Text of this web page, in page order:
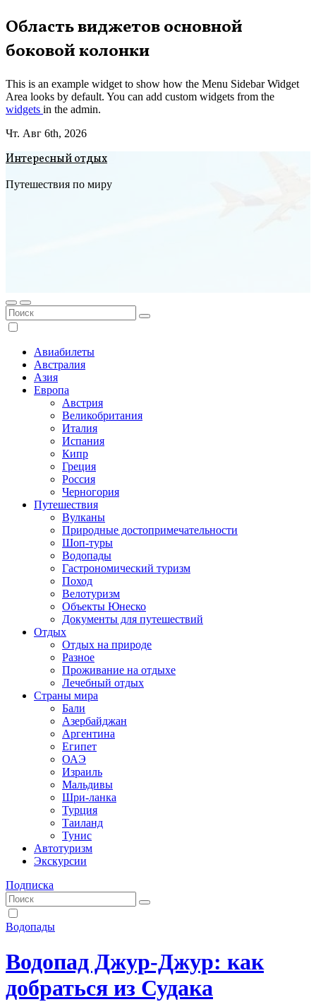
Перейти
к
содержимому
Область виджетов основной
боковой колонки
This is an example widget to show how the Menu Sidebar Widget
Area looks by default. You can add custom widgets from the
widgets in the admin.
Чт. Авг 6th, 2026
Интересный отдых
Путешествия по миру
Авиабилеты
Австралия
Азия
Европа
Австрия
Великобритания
Италия
Испания
Кипр
Греция
Россия
Черногория
Путешествия
Вулканы
Природные достопримечательности
Шоп-туры
Водопады
Гастрономический туризм
Поход
Велотуризм
Объекты Юнеско
Документы для путешествий
Отдых
Отдых на природе
Разное
Проживание на отдыхе
Лечебный отдых
Страны мира
Бали
Азербайджан
Аргентина
Египет
ОАЭ
Израиль
Мальдивы
Шри-ланка
Турция
Таиланд
Тунис
Автотуризм
Экскурсии
Подписка
Водопады
Водопад Джур-Джур: как
добраться из Судака